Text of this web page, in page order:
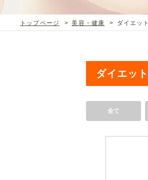
韓国グルメ
トップページ 美容・健康 ダイエット
ダイエット
全て